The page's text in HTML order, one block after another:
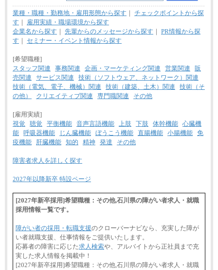
業種・職種・勤務地・雇用形態から探す ｜ チェックポイントから探
す ｜
雇用実績・職場環境から探す
企業名から探す ｜ 先輩からのメッセージから探す ｜ PR情報から探
す ｜ セミナー・イベント情報から探す
[希望職種]
スタッフ関連
事務関連 企画・マーケティング関連 営業関連
販
売関連
サービス関連
技術（ソフトウェア、ネットワーク）関連
技術（電気、電子、機械）関連
技術（建築、土木）関連
技術（そ
の他）
クリエイティブ関連 専門職関連 その他
[雇用実績]
視覚
聴覚 平衡機能 音声言語機能 上肢 下肢 体幹機能 心臓機
能 呼吸器機能 じん臓機能 ぼうこう機能 直腸機能 小腸機能 免
疫機能
肝臓機能 知的 精神 発達 その他
障害者求人を詳しく探す
2027年以降新卒 特設ページ
[2027年新卒採用]希望職種：その他,石川県の障がい者求人・就職
採用情報一覧です。
障がい者の採用・転職支援のクローバーナビなら、充実した障が
い者就職支援、仕事情報をご提供いたします。
応募者の障害に応じた求人検索や、アルバイトから正社員まで充
実した求人情報を掲載中！
[2027年新卒採用]希望職種：その他,石川県の障がい者求人・就職